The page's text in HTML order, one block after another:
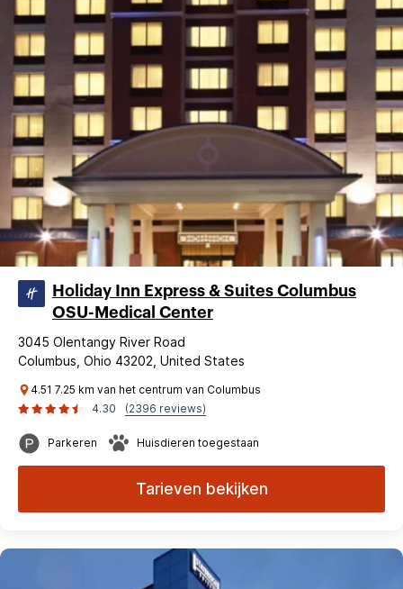
Holiday Inn Express & Suites Columbus
OSU-Medical Center
3045 Olentangy River Road
Columbus, Ohio 43202, United States
4.51 7.25 km van het centrum van Columbus
4.30
(2396 reviews)
Parkeren Huisdieren toegestaan
Tarieven bekijken